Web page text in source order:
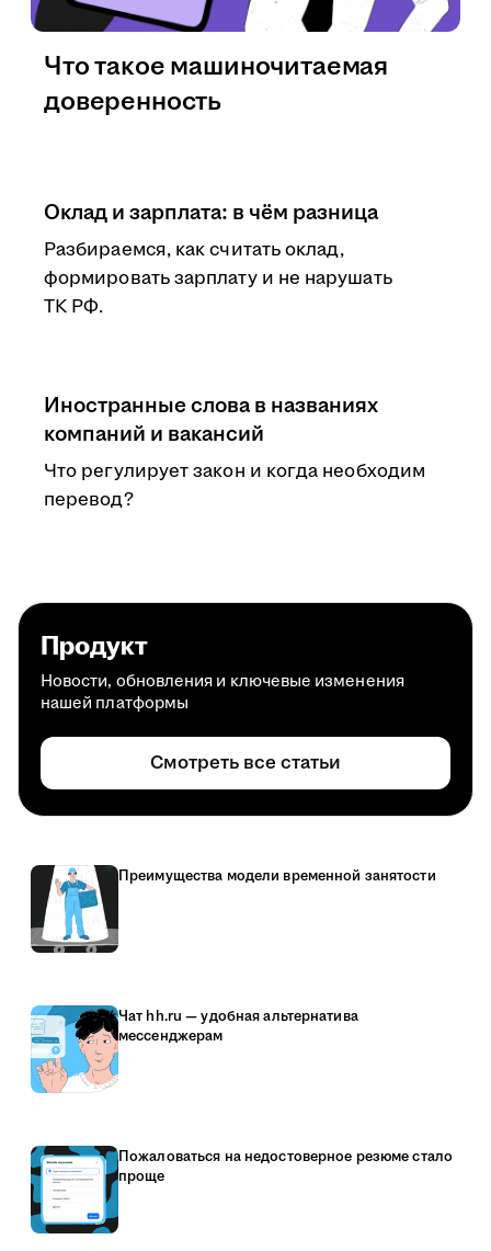
Оклад и зарплата: в чём разница
Разбираемся, как считать оклад,
формировать зарплату и не нарушать
ТК РФ.
Иностранные слова в названиях
компаний и вакансий
Что регулирует закон и когда необходим
перевод?
Что такое машиночитаемая
доверенность
Продукт
Новости, обновления и ключевые изменения
нашей платформы
Смотреть все статьи
Преимущества модели временной занятости
Чат hh.ru — удобная альтернатива
мессенджерам
Пожаловаться на недостоверное резюме стало
проще